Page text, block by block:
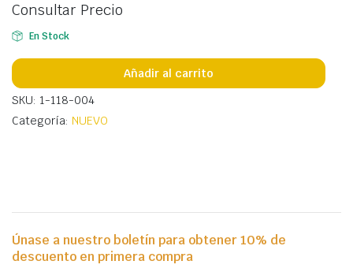
Consultar Precio
En Stock
Añadir al carrito
SKU: 1-118-004
Categoría: NUEVO
Únase a nuestro boletín para obtener 10% de
descuento en primera compra